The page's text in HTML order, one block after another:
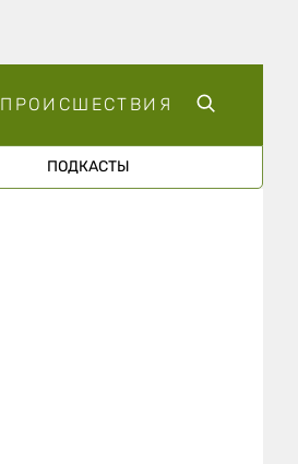
ПРОИСШЕСТВИЯ
ПОДКАСТЫ